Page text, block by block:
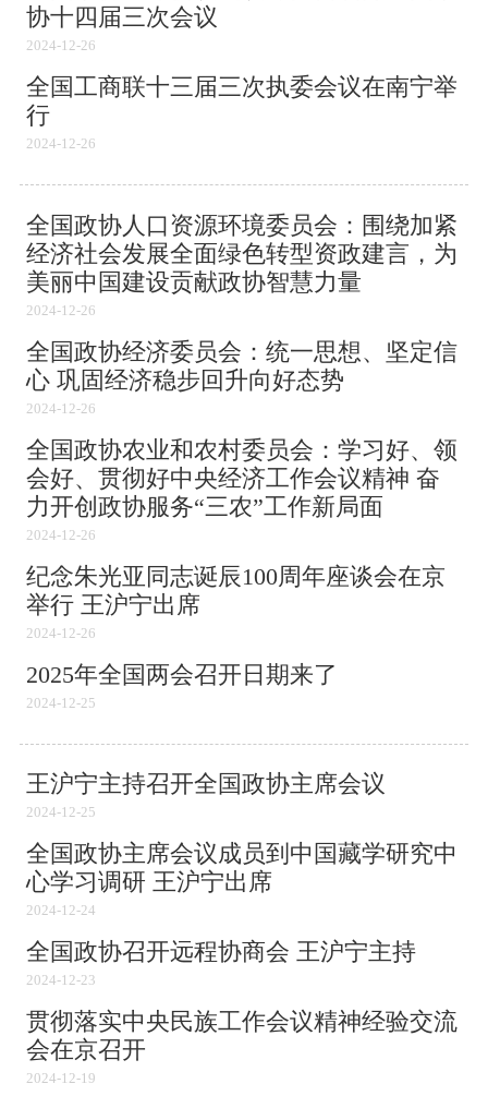
协十四届三次会议
2024-12-26
全国工商联十三届三次执委会议在南宁举
行
2024-12-26
全国政协人口资源环境委员会：围绕加紧
经济社会发展全面绿色转型资政建言，为
美丽中国建设贡献政协智慧力量
2024-12-26
全国政协经济委员会：统一思想、坚定信
心 巩固经济稳步回升向好态势
2024-12-26
全国政协农业和农村委员会：学习好、领
会好、贯彻好中央经济工作会议精神 奋
力开创政协服务“三农”工作新局面
2024-12-26
纪念朱光亚同志诞辰100周年座谈会在京
举行 王沪宁出席
2024-12-26
2025年全国两会召开日期来了
2024-12-25
王沪宁主持召开全国政协主席会议
2024-12-25
全国政协主席会议成员到中国藏学研究中
心学习调研 王沪宁出席
2024-12-24
全国政协召开远程协商会 王沪宁主持
2024-12-23
贯彻落实中央民族工作会议精神经验交流
会在京召开
2024-12-19